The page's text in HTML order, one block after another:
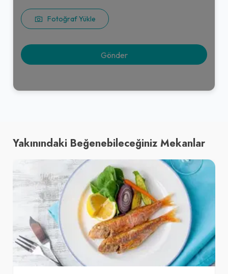
Fotoğraf Yükle
Yakınındaki Beğenebileceğiniz Mekanlar